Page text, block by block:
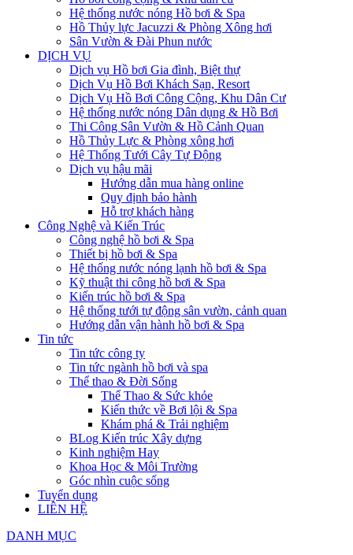
Hệ thống nước nóng Hồ bơi & Spa
Hồ Thủy lực Jacuzzi & Phòng Xông hơi
Sân Vườn & Đài Phun nước
DỊCH VỤ
Dịch vụ Hồ bơi Gia đình, Biệt thự
Dịch Vụ Hồ Bơi Khách Sạn, Resort
Dịch Vụ Hồ Bơi Công Cộng, Khu Dân Cư
Hệ thống nước nóng Dân dụng & Hồ Bơi
Thi Công Sân Vườn & Hồ Cảnh Quan
Hồ Thủy Lực & Phòng xông hơi
Hệ Thống Tưới Cây Tự Động
Dịch vụ hậu mãi
Hướng dẫn mua hàng online
Quy định bảo hành
Hỗ trợ khách hàng
Công Nghệ và Kiến Trúc
Công nghệ hồ bơi & Spa
Thiết bị hồ bơi & Spa
Hệ thống nước nóng lạnh hồ bơi & Spa
Kỹ thuật thi công hồ bơi & Spa
Kiến trúc hồ bơi & Spa
Hệ thống tưới tự động sân vườn, cảnh quan
Hướng dẫn vận hành hồ bơi & Spa
Tin tức
Tin tức công ty
Tin tức ngành hồ bơi và spa
Thể thao & Đời Sống
Thể Thao & Sức khỏe
Kiến thức về Bơi lội & Spa
Khám phá & Trải nghiệm
BLog Kiến trúc Xây dựng
Kinh nghiệm Hay
Khoa Học & Môi Trường
Góc nhìn cuộc sống
Tuyển dụng
LIÊN HỆ
DANH MỤC